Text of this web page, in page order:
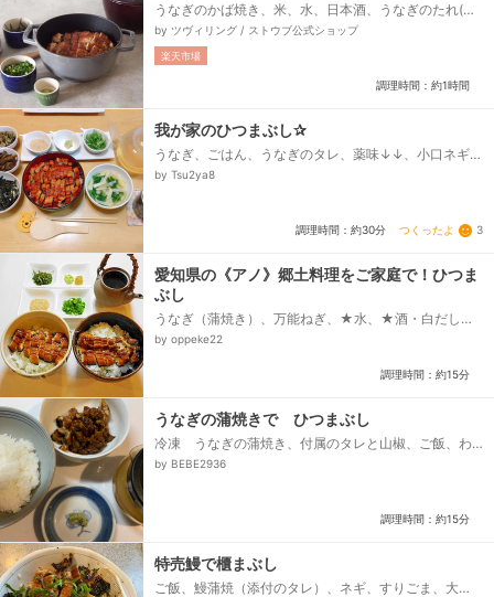
うなぎのかば焼き、米、水、日本酒、うなぎのたれ(市
販)、焼きのり、万能ねぎ、練りわさび、いりごま、だ
しパック、〈茶漬け用だし〉、だしパック、水、薄口
しょうゆ、塩...
by ツヴィリング / ストウブ公式ショップ
楽天市場
調理時間：約1時間
我が家のひつまぶし✰
うなぎ、ごはん、うなぎのタレ、薬味↓↓、小口ネギ、
わさび、すりゴマ、しば漬け、きゃらぶき、焼き海
by Tsu2ya8
調理時間：約30分 つくったよ 3
愛知県の《アノ》郷土料理をご家庭で！ひつま
ぶし
うなぎ（蒲焼き）、万能ねぎ、★水、★酒・白だし、
★和風だしの素、☆醤油・酒、☆みりん・砂糖、ご
by oppeke22
調理時間：約15分
うなぎの蒲焼きで ひつまぶし
冷凍 うなぎの蒲焼き、付属のタレと山椒、ご飯、わ
さび、あごだし 顆粒、熱湯
by BEBE2936
調理時間：約15分
特売鰻で櫃まぶし
ご飯、鰻蒲焼（添付のタレ）、ネギ、すりごま、大